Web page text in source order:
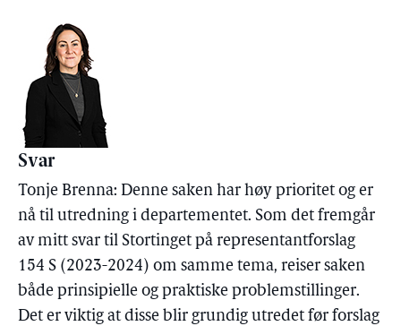
Svar
Tonje Brenna: Denne saken har høy prioritet og er
nå til utredning i departementet. Som det fremgår
av mitt svar til Stortinget på representantforslag
154 S (2023-2024) om samme tema, reiser saken
både prinsipielle og praktiske problemstillinger.
Det er viktig at disse blir grundig utredet før forslag